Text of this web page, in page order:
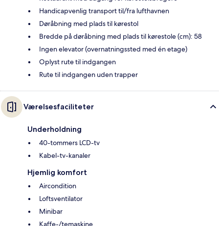
Handicapvenlig transport til/fra lufthavnen
Døråbning med plads til kørestol
Bredde på døråbning med plads til kørestole (cm): 58
Ingen elevator (overnatningssted med én etage)
Oplyst rute til indgangen
Rute til indgangen uden trapper
Værelsesfaciliteter
Underholdning
40-tommers LCD-tv
Kabel-tv-kanaler
Hjemlig komfort
Aircondition
Loftsventilator
Minibar
Kaffe-/temaskine